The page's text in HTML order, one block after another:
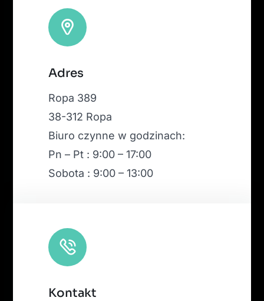
|Map tiles by
OpenStreetMap, under ODbL.
Adres
Ropa 389
38-312 Ropa
Biuro czynne w godzinach:
Pn – Pt : 9:00 – 17:00
Sobota : 9:00 – 13:00
Kontakt